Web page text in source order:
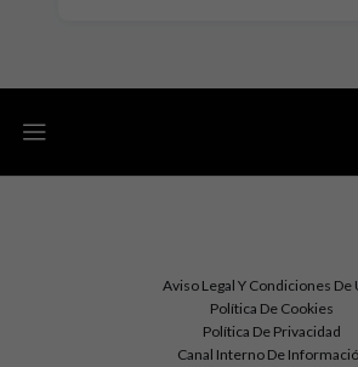
Aviso Legal Y Condiciones De
Política De Cookies
Política De Privacidad
Canal Interno De